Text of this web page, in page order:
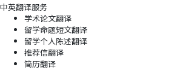
中英翻译服务
学术论文翻译
留学命题短文翻译
留学个人陈述翻译
推荐信翻译
简历翻译